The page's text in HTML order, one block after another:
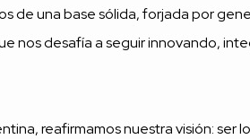
de una base sólida, forjada por
nos desafía a seguir innovando,
reafirmamos nuestra visión: